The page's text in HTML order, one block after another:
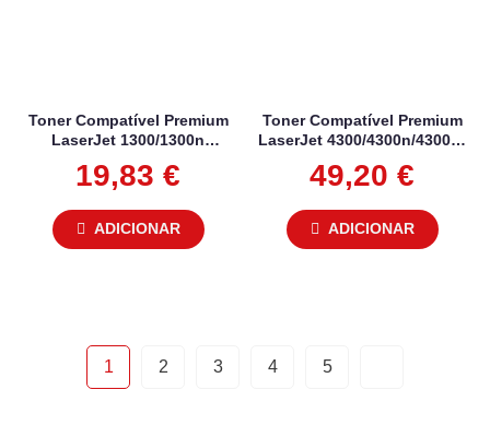
Toner Compatível Premium
LaserJet 1300/1300n
19,83 €
ADICIONAR
Toner Compatível Premium
LaserJet 4300/4300n/4300tn
49,20 €
ADICIONAR
1 2 3 4 5